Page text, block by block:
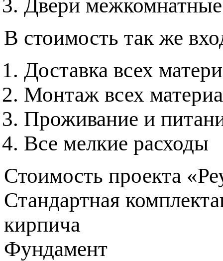
Двери
В стоимость так же
Доставка всех
Монтаж всех
Проживание и
Все мелкие расходы
Стоимость проекта
Стандартная
кирпича
Фундамент